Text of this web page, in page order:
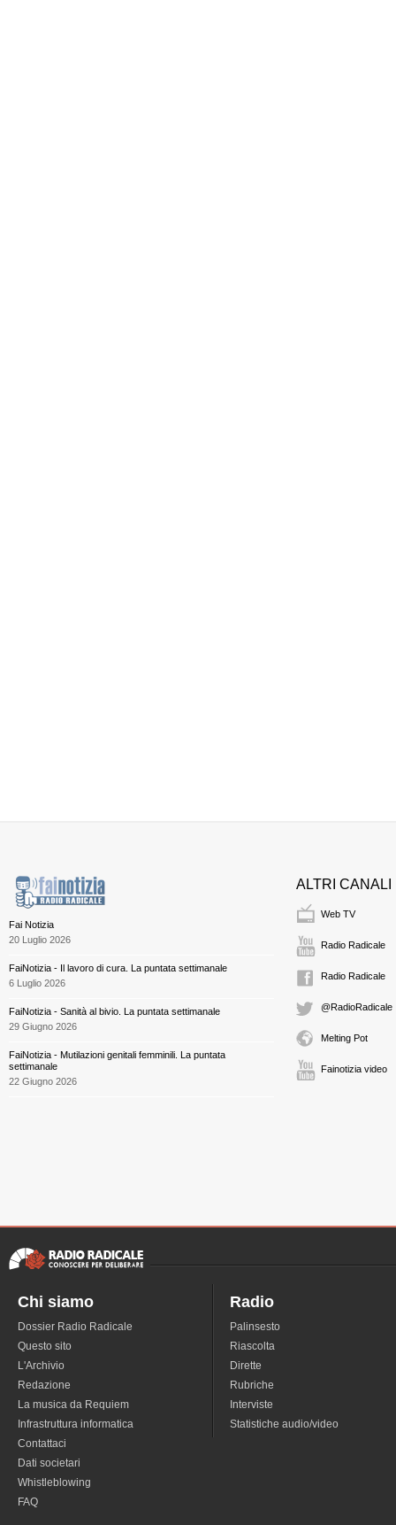
Fai Notizia
20 Luglio 2026
FaiNotizia - Il lavoro di cura. La puntata settimanale
6 Luglio 2026
FaiNotizia - Sanità al bivio. La puntata settimanale
29 Giugno 2026
FaiNotizia - Mutilazioni genitali femminili. La puntata
settimanale
22 Giugno 2026
ALTRI CANALI
Web TV
Radio Radicale
Radio Radicale
@RadioRadicale
Melting Pot
Fainotizia video
Chi siamo
Dossier Radio Radicale
Questo sito
L'Archivio
Redazione
La musica da Requiem
Infrastruttura informatica
Contattaci
Dati societari
Whistleblowing
FAQ
Radio
Palinsesto
Riascolta
Dirette
Rubriche
Interviste
Statistiche audio/video